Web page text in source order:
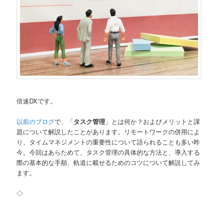
倍速DXです。
以前のブログで、「タスク管理 」とは何か？およびメリットと課
題について解説したことがあります。リモートワークの併用によ
り、タイムマネジメントの重要性について語られることも多い昨
今。今回はあらためて、タスク管理の具体的な方法と、導入する
際の基本的な手順、軌道に載せるためのコツについて解説してみ
ます。
◇